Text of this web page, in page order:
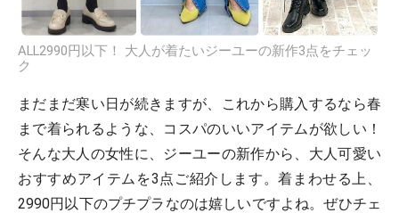
ALL2990円以下！ 大人が着たいジーユーの新作3点をチェッ
ク
まだまだ寒い日が続きますが、これから購入するなら春
まで着られるような、コスパのいいアイテムが欲しい！
そんな大人の女性に、ジーユーの新作から、大人可愛い
おすすめアイテムを3点ご紹介します。着まわせる上、
2990円以下のプチプラなのは嬉しいですよね。ぜひチェ